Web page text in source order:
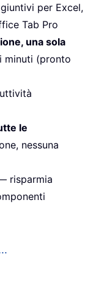
per Excel,
Tab Pro
una sola
minuti (pronto
le
nessuna
risparmia